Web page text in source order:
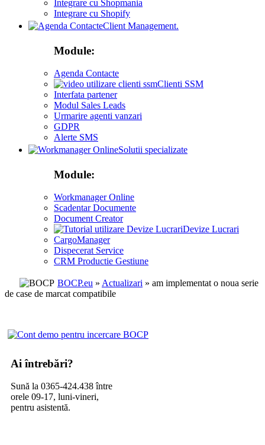
Integrare cu Shopmania
Integrare cu Shopify
Client Management.
Module:
Agenda Contacte
Clienti SSM
Interfata partener
Modul Sales Leads
Urmarire agenti vanzari
GDPR
Alerte SMS
Solutii specializate
Module:
Workmanager Online
Scadentar Documente
Document Creator
Devize Lucrari
CargoManager
Dispecerat Service
CRM Productie Gestiune
BOCP.eu » Actualizari » am implementat o noua serie
de case de marcat compatibile
Ai întrebări?
Sună la 0365-424.438 între
orele 09-17, luni-vineri,
pentru asistentă.